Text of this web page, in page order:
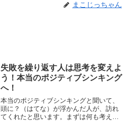
まこじっちゃん
失敗を繰り返す人は思考を変えよ
う！本当のポジティブシンキング
へ！
本当のポジティブシンキングと聞いて、
頭に？（はてな）が浮かんだ人が、訪れ
てくれたと思います。まずは何も考え